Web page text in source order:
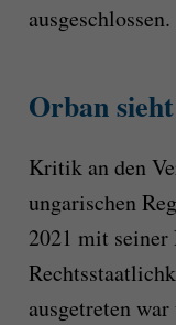
ausgeschlossen.
Orban
Kritik an den
ungarischen
2021 mit seiner
ausgetreten